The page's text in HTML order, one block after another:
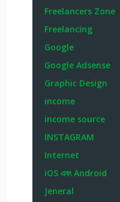
Freelancers Zone
Freelancing
Google
Google Adsense
Graphic Design
income
income source
INSTAGRAM
Internet
iOS এবং Android
Jeneral